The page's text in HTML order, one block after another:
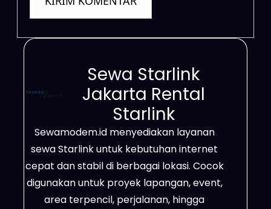
Sewa Starlink
Jakarta Rental
Starlink
Sewamodem.id menyediakan layanan
sewa Starlink untuk kebutuhan internet
cepat dan stabil di berbagai lokasi. Cocok
digunakan untuk proyek lapangan, event,
area terpencil, perjalanan, hingga